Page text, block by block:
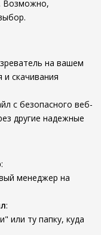
Возможно,
на вашем
и скачивания
с безопасного веб-
другие надежные
:
менеджер на
:
или ту папку, куда